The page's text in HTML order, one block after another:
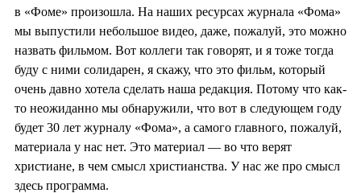
в «Фоме» произошла. На наших ресурсах журнала «Фома»
мы выпустили небольшое видео, даже, пожалуй, это можно
назвать фильмом. Вот коллеги так говорят, и я тоже тогда
буду с ними солидарен, я скажу, что это фильм, который
очень давно хотела сделать наша редакция. Потому что как-
то неожиданно мы обнаружили, что вот в следующем году
будет 30 лет журналу «Фома», а самого главного, пожалуй,
материала у нас нет. Это материал — во что верят
христиане, в чем смысл христианства. У нас же про смысл
здесь программа.